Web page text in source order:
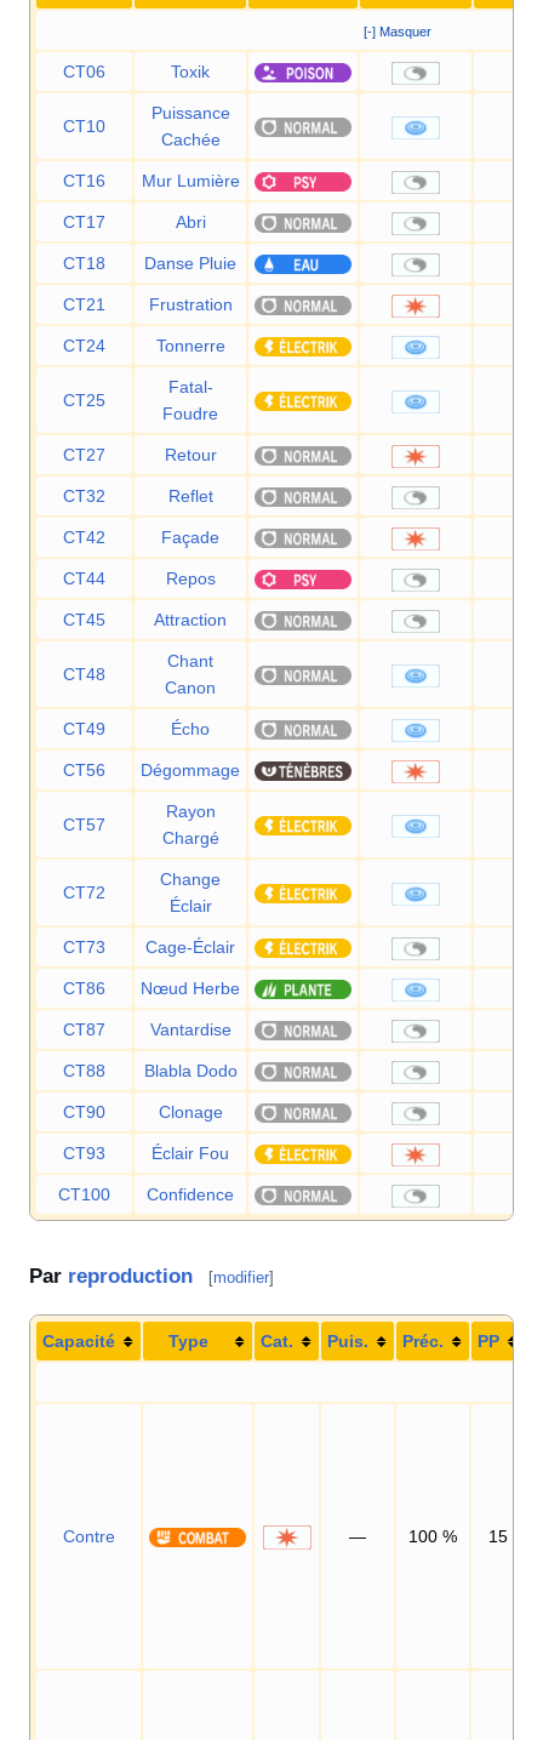
[-] Masquer
CT06 Toxik
CT10
Puissance
Cachée
CT16 Mur Lumière
CT17 Abri
CT18 Danse Pluie
CT21 Frustration
CT24 Tonnerre
CT25
Fatal-
Foudre
CT27 Retour
CT32 Reflet
CT42 Façade
CT44 Repos
CT45 Attraction
CT48
Chant
Canon
CT49 Écho
CT56 Dégommage
CT57
Rayon
Chargé
CT72
Change
Éclair
CT73 Cage-Éclair
CT86 Nœud Herbe
CT87 Vantardise
CT88 Blabla Dodo
CT90 Clonage
CT93 Éclair Fou
CT100 Confidence
Par reproduction [modifier]
Capacité Type Cat. Puis. Préc. PP
Contre — 100 % 15